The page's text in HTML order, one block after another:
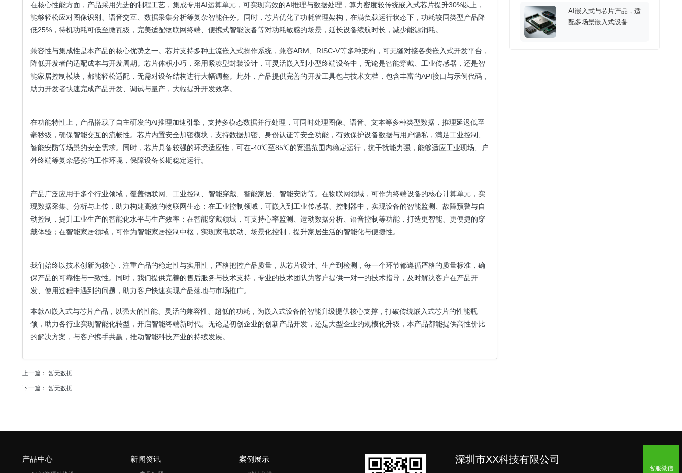
在核心性能方面，产品采用先进的制程工艺，集成专用AI运算单元，可实现高效的AI推理与数据处理，算力密度较传统嵌入式芯片提升30%以上，
能够轻松应对图像识别、语音交互、数据采集分析等复杂智能任务。同时，芯片优化了功耗管理架构，在满负载运行状态下，功耗较同类型产品降
低25%，待机功耗可低至微瓦级，完美适配物联网终端、便携式智能设备等对功耗敏感的场景，延长设备续航时长，减少能源消耗。
兼容性与集成性是本产品的核心优势之一。芯片支持多种主流嵌入式操作系统，兼容ARM、RISC-V等多种架构，可无缝对接各类嵌入式开发平台，
降低开发者的适配成本与开发周期。芯片体积小巧，采用紧凑型封装设计，可灵活嵌入到小型终端设备中，无论是智能穿戴、工业传感器，还是智
能家居控制模块，都能轻松适配，无需对设备结构进行大幅调整。此外，产品提供完善的开发工具包与技术文档，包含丰富的API接口与示例代码，
助力开发者快速完成产品开发、调试与量产，大幅提升开发效率。
在功能特性上，产品搭载了自主研发的AI推理加速引擎，支持多模态数据并行处理，可同时处理图像、语音、文本等多种类型数据，推理延迟低至
毫秒级，确保智能交互的流畅性。芯片内置安全加密模块，支持数据加密、身份认证等安全功能，有效保护设备数据与用户隐私，满足工业控制、
智能安防等场景的安全需求。同时，芯片具备较强的环境适应性，可在-40℃至85℃的宽温范围内稳定运行，抗干扰能力强，能够适应工业现场、户
外终端等复杂恶劣的工作环境，保障设备长期稳定运行。
产品广泛应用于多个行业领域，覆盖物联网、工业控制、智能穿戴、智能家居、智能安防等。在物联网领域，可作为终端设备的核心计算单元，实
现数据采集、分析与上传，助力构建高效的物联网生态；在工业控制领域，可嵌入到工业传感器、控制器中，实现设备的智能监测、故障预警与自
动控制，提升工业生产的智能化水平与生产效率；在智能穿戴领域，可支持心率监测、运动数据分析、语音控制等功能，打造更智能、更便捷的穿
戴体验；在智能家居领域，可作为智能家居控制中枢，实现家电联动、场景化控制，提升家居生活的智能化与便捷性。
我们始终以技术创新为核心，注重产品的稳定性与实用性，严格把控产品质量，从芯片设计、生产到检测，每一个环节都遵循严格的质量标准，确
保产品的可靠性与一致性。同时，我们提供完善的售后服务与技术支持，专业的技术团队为客户提供一对一的技术指导，及时解决客户在产品开
发、使用过程中遇到的问题，助力客户快速实现产品落地与市场推广。
本款AI嵌入式与芯片产品，以强大的性能、灵活的兼容性、超低的功耗，为嵌入式设备的智能升级提供核心支撑，打破传统嵌入式芯片的性能瓶
颈，助力各行业实现智能化转型，开启智能终端新时代。无论是初创企业的创新产品开发，还是大型企业的规模化升级，本产品都能提供高性价比
的解决方案，与客户携手共赢，推动智能科技产业的持续发展。
上一篇： 暂无数据
下一篇： 暂无数据
AI嵌入式与芯片产品，适
配多场景嵌入式设备
产品中心 新闻资讯 案例展示 深圳市XX科技有限公司
客服微信